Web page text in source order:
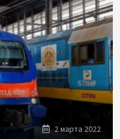
2 марта 2022